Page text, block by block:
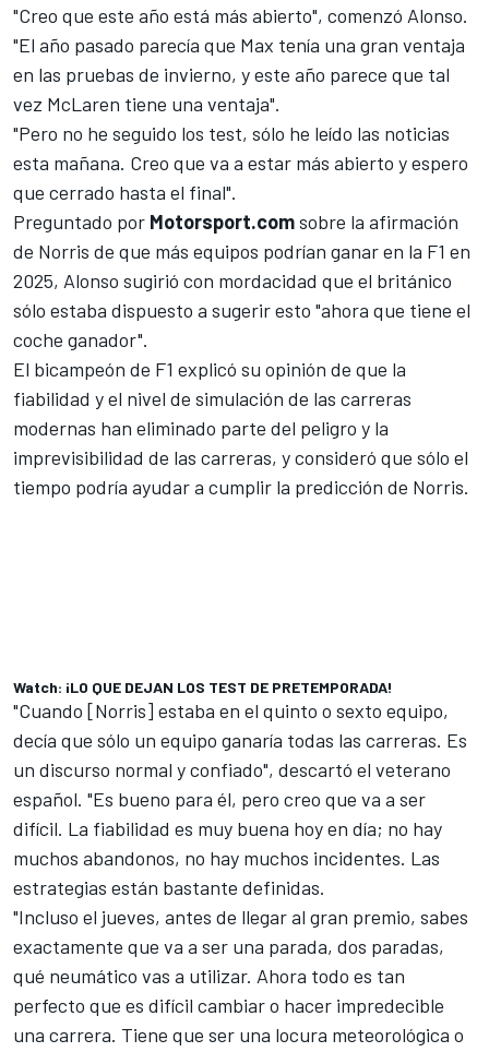
"Creo que este año está más abierto", comenzó Alonso.
"El año pasado parecía que Max tenía una gran ventaja
en las pruebas de invierno, y este año parece que tal
vez McLaren tiene una ventaja".
"Pero no he seguido los test, sólo he leído las noticias
esta mañana. Creo que va a estar más abierto y espero
que cerrado hasta el final".
Preguntado por Motorsport.comsobre la afirmación
de Norris de que más equipos podrían ganar en la F1 en
2025, Alonso sugirió con mordacidad que el británico
sólo estaba dispuesto a sugerir esto "ahora que tiene el
coche ganador".
El bicampeón de F1 explicó su opinión de que la
fiabilidad y el nivel de simulación de las carreras
modernas han eliminado parte del peligro y la
imprevisibilidad de las carreras, y consideró que sólo el
tiempo podría ayudar a cumplir la predicción de Norris.
Watch: ¡LO QUE DEJAN LOS TEST DE PRETEMPORADA!
"Cuando [Norris] estaba en el quinto o sexto equipo,
decía que sólo un equipo ganaría todas las carreras. Es
un discurso normal y confiado", descartó el veterano
español. "Es bueno para él, pero creo que va a ser
difícil. La fiabilidad es muy buena hoy en día; no hay
muchos abandonos, no hay muchos incidentes. Las
estrategias están bastante definidas.
"Incluso el jueves, antes de llegar al gran premio, sabes
exactamente que va a ser una parada, dos paradas,
qué neumático vas a utilizar. Ahora todo es tan
perfecto que es difícil cambiar o hacer impredecible
una carrera. Tiene que ser una locura meteorológica o